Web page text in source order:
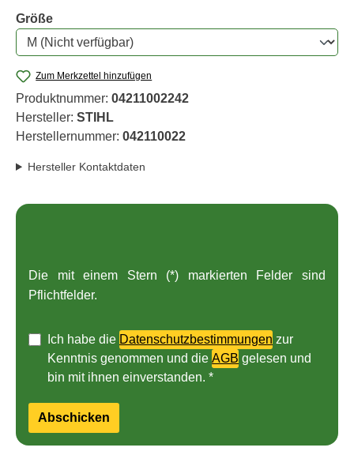
Größeauswählen
Zum Merkzettel hinzufügen
Produktnummer: 04211002242
Hersteller: STIHL
Herstellernummer: 042110022
Hersteller Kontaktdaten
Die mit einem Stern (*) markierten Felder sind
Pflichtfelder.
Ich habe die Datenschutzbestimmungen zur
Kenntnis genommen und die AGB gelesen und
bin mit ihnen einverstanden. *
Abschicken